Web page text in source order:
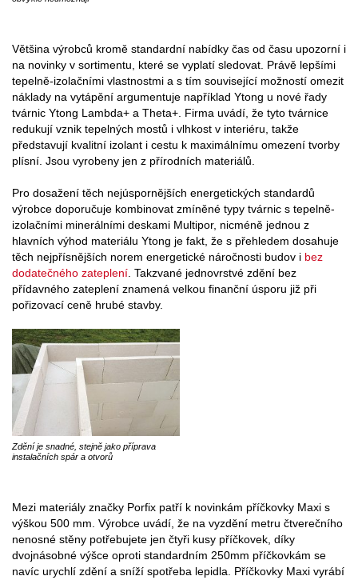
Většina výrobců kromě standardní nabídky čas od času upozorní i
na novinky v sortimentu, které se vyplatí sledovat. Právě lepšími
tepelně-izolačními vlastnostmi a s tím související možností omezit
náklady na vytápění argumentuje například Ytong u nové řady
tvárnic Ytong Lambda+ a Theta+. Firma uvádí, že tyto tvárnice
redukují vznik tepelných mostů i vlhkost v interiéru, takže
představují kvalitní izolant i cestu k maximálnímu omezení tvorby
plísní. Jsou vyrobeny jen z přírodních materiálů.
Pro dosažení těch nejúspornějších energetických standardů
výrobce doporučuje kombinovat zmíněné typy tvárnic s tepelně-
izolačními minerálními deskami Multipor, nicméně jednou z
hlavních výhod materiálu Ytong je fakt, že s přehledem dosahuje
těch nejpřísnějších norem energetické náročnosti budov i bez
dodatečného zateplení. Takzvané jednovrstvé zdění bez
přídavného zateplení znamená velkou finanční úsporu již při
pořizovací ceně hrubé stavby.
Zdění je snadné, stejně jako příprava
instalačních spár a otvorů
Mezi materiály značky Porfix patří k novinkám příčkovky Maxi s
výškou 500 mm. Výrobce uvádí, že na vyzdění metru čtverečního
nenosné stěny potřebujete jen čtyři kusy příčkovek, díky
dvojnásobné výšce oproti standardním 250mm příčkovkám se
navíc urychlí zdění a sníží spotřeba lepidla. Příčkovky Maxi vyrábí